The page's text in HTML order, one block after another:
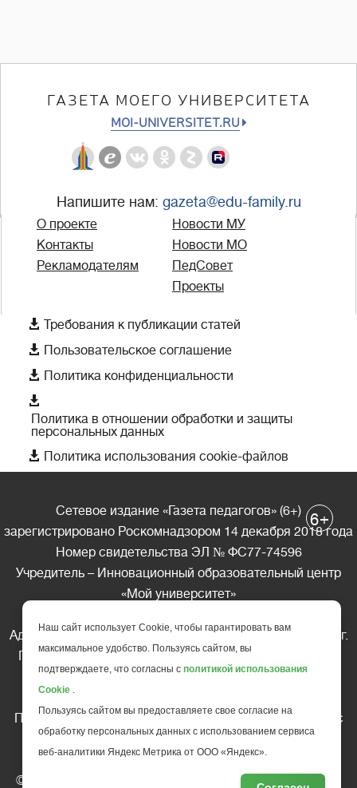
ГАЗЕТА МОЕГО УНИВЕРСИТЕТА
MOI-UNIVERSITET.RU
Напишите нам: gazeta@edu-family.ru
О проекте
Контакты
Рекламодателям
Новости МУ
Новости МО
ПедСовет
Проекты
 Требования к публикации статей
 Пользовательское соглашение
 Политика конфиденциальности

Политика в отношении обработки и защиты
персональных данных
 Политика использования cookie-файлов
Сетевое издание «Газета педагогов» (6+)
зарегистрировано Роскомнадзором 14 декабря 2018 года
Номер свидетельства ЭЛ № ФС77-74596
Учредитель – Инновационный образовательный центр
«Мой университет»
Адрес редакции: 185035 Россия, Республика Карелия, г.
Петрозаводск, ул. Фридриха Энгельса д.10, офис 211
Телефон редакции: +7 (499) 685-10-45
Перепечатка материалов газеты допускается только c
письменного разрешения редакции
Ссылка на «Газету педагогов» обязательна.
© АНО ДПО "Инновационный образовательный центр
6+
Наш сайт использует Cookie, чтобы гарантировать вам
максимальное удобство. Пользуясь сайтом, вы
подтверждаете, что согласны с политикой использования
Cookie .
Пользуясь сайтом вы предоставляете свое согласие на
обработку персональных данных с использованием сервиса
веб-аналитики Яндекс Метрика от ООО «Яндекс».